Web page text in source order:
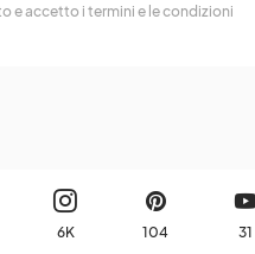
e accetto i termini e le condizioni
6K 104 31